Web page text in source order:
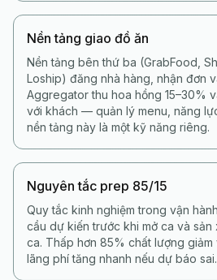
Nền tảng giao đồ ăn
Nền tảng bên thứ ba (GrabFood,
Loship) đăng nhà hàng, nhận đơn
Aggregator thu hoa hồng 15–30%
với khách — quản lý menu, năng
nền tảng này là một kỹ năng riêng.
Nguyên tắc prep 85/15
Quy tắc kinh nghiệm trong vận
cầu dự kiến trước khi mở ca và sản
ca. Thấp hơn 85% chất lượng
lãng phí tăng nhanh nếu dự báo sai.